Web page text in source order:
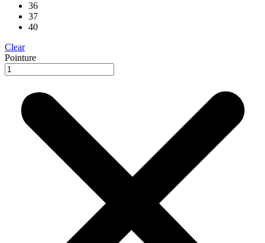
36
37
40
Clear
Pointure